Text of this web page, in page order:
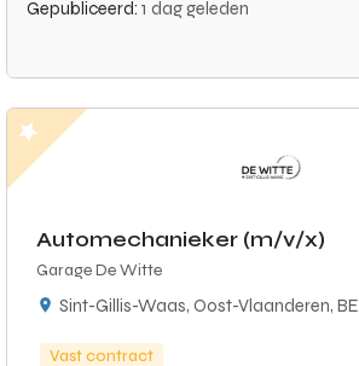
Gepubliceerd: 1 dag geleden
Automechanieker (m/v/x)
Garage De Witte
Sint-Gillis-Waas, Oost-Vlaanderen, BE
Vast contract